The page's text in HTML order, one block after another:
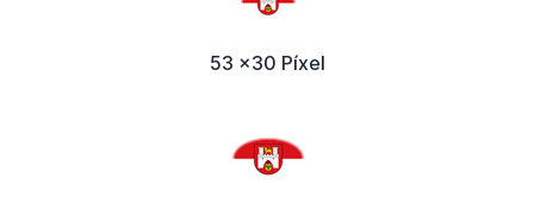
53 x30 Píxel